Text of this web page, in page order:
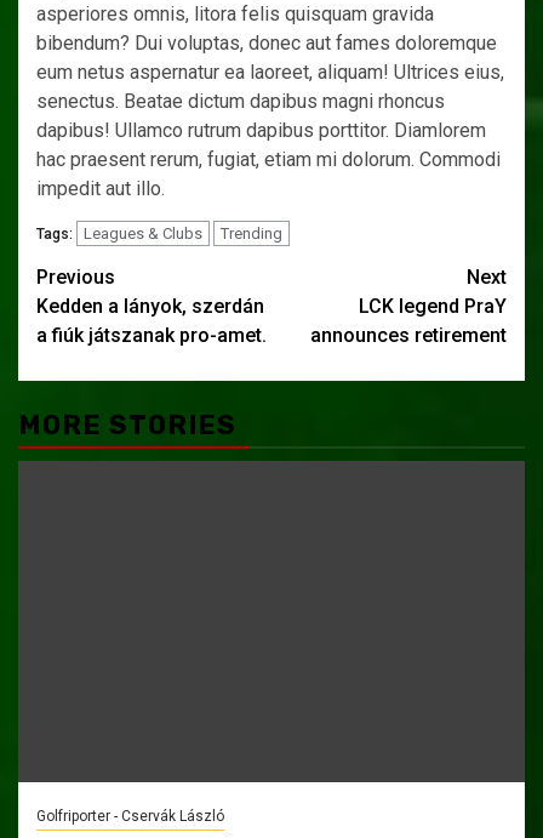
asperiores omnis, litora felis quisquam gravida
bibendum? Dui voluptas, donec aut fames doloremque
eum netus aspernatur ea laoreet, aliquam! Ultrices eius,
senectus. Beatae dictum dapibus magni rhoncus
dapibus! Ullamco rutrum dapibus porttitor. Diamlorem
hac praesent rerum, fugiat, etiam mi dolorum. Commodi
impedit aut illo.
Tags: Leagues & Clubs Trending
Post
navigation
Previous
Kedden a lányok, szerdán
a fiúk játszanak pro-amet.
Next
LCK legend PraY
announces retirement
MORE STORIES
Golfriporter - Cservák László